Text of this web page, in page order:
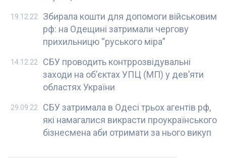
Збирала кошти для допомоги військовим
рф: на Одещині затримали чергову
прихильницю “руського міра”
19.12.22
СБУ проводить контррозвідувальні
заходи на об’єктах УПЦ (МП) у дев’яти
областях України
14.12.22
СБУ затримала в Одесі трьох агентів рф,
які намагалися викрасти проукраїнського
бізнесмена аби отримати за нього викуп
29.09.22